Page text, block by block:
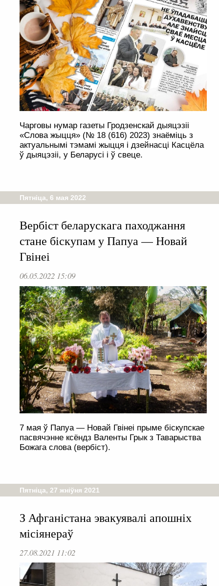
Чарговы нумар газеты Гродзенскай дыяцэзіі
«Слова жыцця» (№ 18 (616) 2023) знаёміць з
актуальнымі тэмамі жыцця і дзейнасці Касцёла
ў дыяцэзіі, у Беларусі і ў свеце.
Пятніца, 6 мая 2022
Вербіст беларускага паходжання
стане біскупам у Папуа — Новай
Гвінеі
06.05.2022 15:09
7 мая ў Папуа — Новай Гвінеі прыме біскупскае
пасвячэнне ксёндз Валенты Грык з Таварыства
Божага слова (вербіст).
Пятніца, 27 жніўня 2021
З Афганістана эвакуявалі апошніх
місіянераў
27.08.2021 11:02